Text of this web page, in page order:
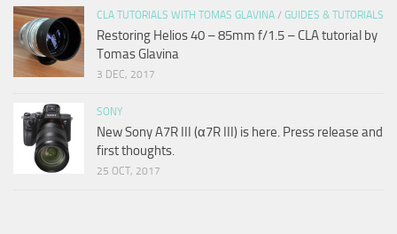
CLA TUTORIALS WITH TOMAS GLAVINA / GUIDES & TUTORIALS
Restoring Helios 40 – 85mm f/1.5 – CLA tutorial by
Tomas Glavina
3 DEC, 2017
SONY
New Sony A7R III (α7R III) is here. Press release and
first thoughts.
25 OCT, 2017